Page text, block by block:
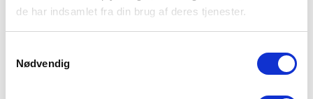
de har indsamlet fra din brug af deres tjenester.
Nødvendig
Foredraget varer 2 timer inkl. pause og er en